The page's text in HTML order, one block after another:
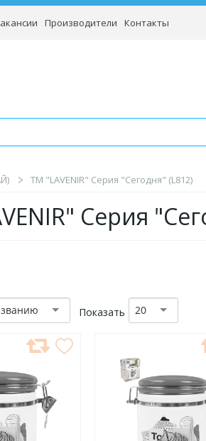
Производители Контакты
TM "LAVENIR" Серия "Сегодня" (L812)
Серия
Показать 20
В
ИЗБРАННОЕ